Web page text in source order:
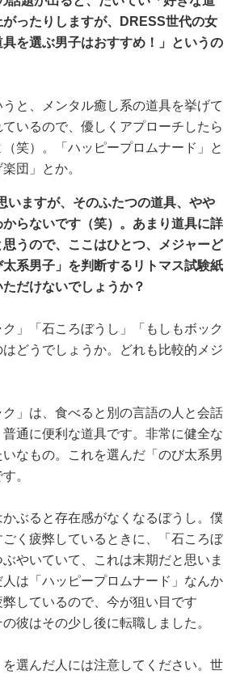
ったりしますが、DRESS世代の女
を選ぶ男子はおすすめ！」というの
と、メンタル癒し系の道具を挙げて
いるので、優しくアプローチしたら
笑）。「ハッピープロムナード」と
団」とか。
いますが、そのふたつの道具、やや
らないです（笑）。あまり道具に詳
うので、ここはひとつ、メジャーど
系男子」を判断するリトマス試験紙
だけないでしょうか？
ク」「石ころぼうし」「もしもボック
どうでしょうか。どれも比較的メジ
ク」は、食べると別の言語の人と会話
通に便利な道具です。非常に健全な
なもの。これを選んだ「のび太系男
。
かぶると存在感がなくなるぼうし。僕
く疲弊しているときに、「石ころぼ
やいていて、これは末期だと思いま
は「ハッピープロムナード」なんか
しているので、今が狙い目です
の彼はその少し後に転職しました。
を選んだ人には注意してください。世